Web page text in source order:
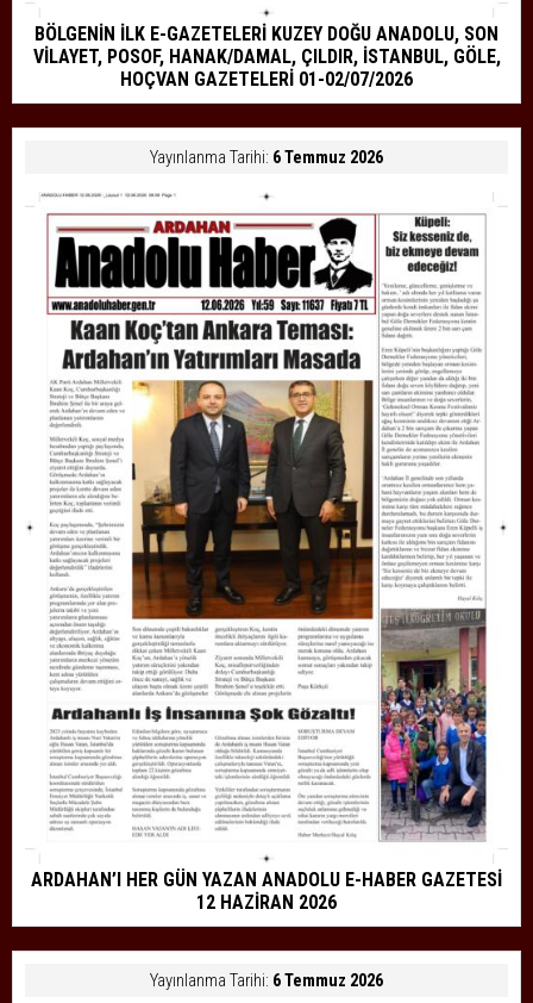
BÖLGENİN İLK E-GAZETELERİ KUZEY DOĞU ANADOLU, SON
VİLAYET, POSOF, HANAK/DAMAL, ÇILDIR, İSTANBUL, GÖLE,
HOÇVAN GAZETELERİ 01-02/07/2026
Yayınlanma Tarihi: 6 Temmuz 2026
ARDAHAN’I HER GÜN YAZAN ANADOLU E-HABER GAZETESİ
12 HAZİRAN 2026
Yayınlanma Tarihi: 6 Temmuz 2026